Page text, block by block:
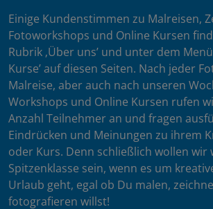
Einige Kundenstimmen zu Malreisen,
Fotoworkshops und Online Kursen
Rubrik ‚Über uns’ und unter dem
Kurse’ auf diesen Seiten. Nach jeder
Malreise, aber auch nach unseren
Workshops und Online Kursen rufen
Anzahl Teilnehmer an und fragen
Eindrücken und Meinungen zu ihrem
oder Kurs. Denn schließlich wollen wir
Spitzenklasse sein, wenn es um
Urlaub geht, egal ob Du malen,
fotografieren willst!